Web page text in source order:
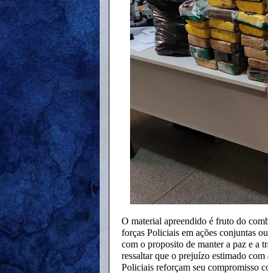
O material apreendido é fruto do
forças Policiais em ações conjuntas
com o proposito de manter a paz e a
ressaltar que o prejuízo estimado
Policiais reforçam seu compromisso